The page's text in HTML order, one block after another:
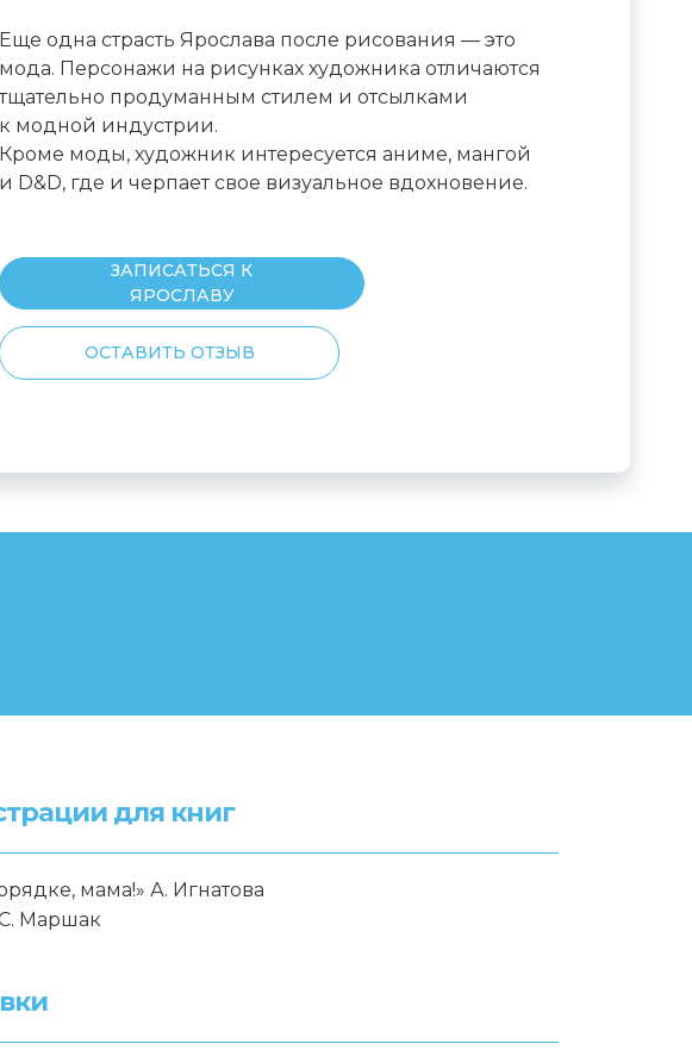
ЗАПИСАТЬСЯ К
ЯРОСЛАВУ
ОСТАВИТЬ ОТЗЫВ
Еще одна страсть Ярослава после рисования — это
мода. Персонажи на рисунках художника отличаются
тщательно продуманным стилем и отсылками
к модной индустрии.
Кроме моды, художник интересуется аниме, мангой
и D&D, где и черпает свое визуальное вдохновение.
для книг
мама!» А. Игнатова
Маршак